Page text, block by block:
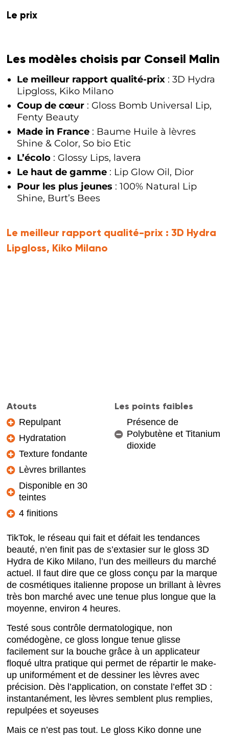
Le prix
Les modèles choisis par Conseil Malin
Le meilleur rapport qualité-prix : 3D Hydra
Lipgloss, Kiko Milano
Coup de cœur : Gloss Bomb Universal Lip,
Fenty Beauty
Made in France : Baume Huile à lèvres
Shine & Color, So bio Etic
L’écolo : Glossy Lips, lavera
Le haut de gamme : Lip Glow Oil, Dior
Pour les plus jeunes : 100% Natural Lip
Shine, Burt’s Bees
Le meilleur rapport qualité-prix :3D Hydra
Lipgloss, Kiko Milano
Atouts
Repulpant
Hydratation
Texture fondante
Lèvres brillantes
Disponible en 30
teintes
4 finitions
Les points faibles
Présence de
Polybutène et Titanium
dioxide
TikTok, le réseau qui fait et défait les tendances
beauté, n’en finit pas de s’extasier sur le gloss 3D
Hydra de Kiko Milano, l’un des meilleurs du marché
actuel. Il faut dire que ce gloss conçu par la marque
de cosmétiques italienne propose un brillant à lèvres
très bon marché avec une tenue plus longue que la
moyenne, environ 4 heures.
Testé sous contrôle dermatologique, non
comédogène, ce gloss longue tenue glisse
facilement sur la bouche grâce à un applicateur
floqué ultra pratique qui permet de répartir le make-
up uniformément et de dessiner les lèvres avec
précision. Dès l’application, on constate l’effet 3D :
instantanément, les lèvres semblent plus remplies,
repulpées et soyeuses
Mais ce n’est pas tout. Le gloss Kiko donne une